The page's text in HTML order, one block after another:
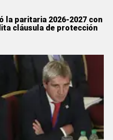
la paritaria 2026-2027 con
cláusula de protección